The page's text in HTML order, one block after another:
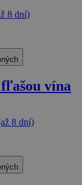
8 dní)
vína
8 dní)